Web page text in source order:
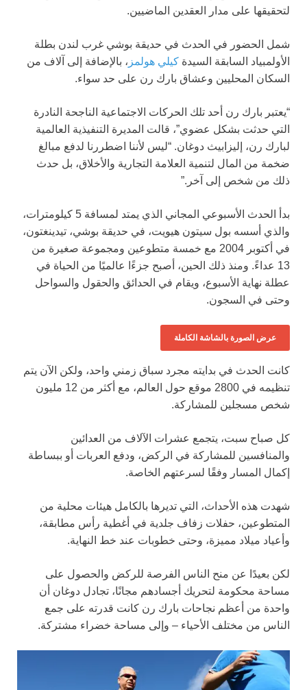
لتحقيقها على مدار العقدين الماضيين.
شمل الحضور في الحدث في حديقة بوشي غرب لندن بطلة
الأولمبياد السابقة السيدة كيلي هولمز ، بالإضافة إلى آلاف من
السكان المحليين وعشاق بارك رن على حد سواء.
“يعتبر بارك رن أحد تلك الحركات الاجتماعية الناجحة النادرة
التي حدثت بشكل عضوي”، قالت المديرة التنفيذية العالمية
لبارك رن، إليزابيث دوغان. “ليس لأننا اضطررنا لدفع مبالغ
ضخمة من المال لتنمية العلامة التجارية والأخلاق، بل حدث
ذلك من شخص إلى آخر.”
بدأ الحدث الأسبوعي المجاني الذي يمتد لمسافة 5 كيلومترات،
والذي أسسه بول سيتون هيويت، في حديقة بوشي، تيدينغتون،
في أكتوبر 2004 مع خمسة متطوعين ومجموعة صغيرة من
13 عداءً. ومنذ ذلك الحين، أصبح جزءًا عالميًا من الحياة في
عطلة نهاية الأسبوع، ويقام في الحدائق والحقول والسواحل
وحتى في السجون.
عرض الصورة بالشاشة الكاملة
كانت الحدث في بدايته مجرد سباق زمني واحد، ولكن الآن يتم
تنظيمه في 2800 موقع حول العالم، مع أكثر من 12 مليون
شخص مسجلين للمشاركة.
كل صباح سبت، يتجمع عشرات الآلاف من العدائين
والمنافسين للمشاركة في الركض، ودفع العربات أو ببساطة
إكمال المسار وفقًا لسرعتهم الخاصة.
شهدت هذه الأحداث، التي تديرها بالكامل هيئات محلية من
المتطوعين، حفلات زفاف جلدية في أغطية رأس مطابقة،
وأعياد ميلاد مميزة، وحتى خطوبات عند خط النهاية.
لكن بعيدًا عن منح الناس الفرصة للركض والحصول على
مساحة محكومة لتحريك أجسادهم مجانًا، تجادل دوغان أن
واحدة من أعظم نجاحات بارك رن كانت قدرته على جمع
الناس من مختلف الأحياء – وإلى مساحة خضراء مشتركة.